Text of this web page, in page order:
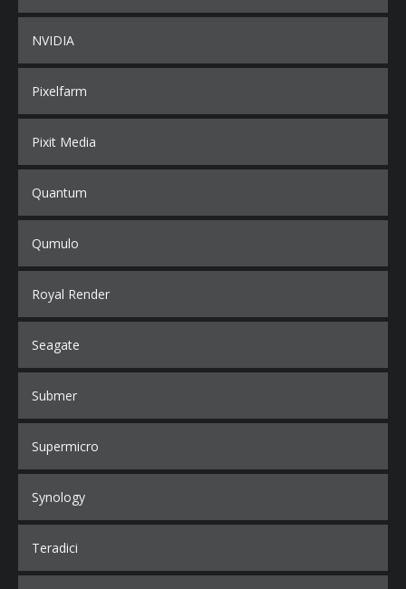
NVIDIA
Pixelfarm
Pixit Media
Quantum
Qumulo
Royal Render
Seagate
Submer
Supermicro
Synology
Teradici